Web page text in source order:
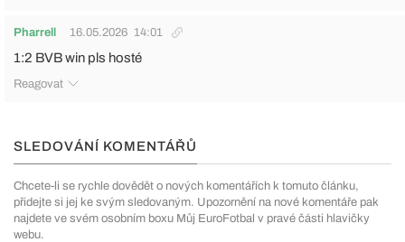
Pharrell 16.05.2026 14:01
1:2 BVB win pls hosté
Reagovat
SLEDOVÁNÍ KOMENTÁŘŮ
Chcete-li se rychle dovědět o nových komentářích k tomuto článku,
přidejte si jej ke svým sledovaným. Upozornění na nové komentáře pak
najdete ve svém osobním boxu Můj EuroFotbal v pravé části hlavičky
webu.